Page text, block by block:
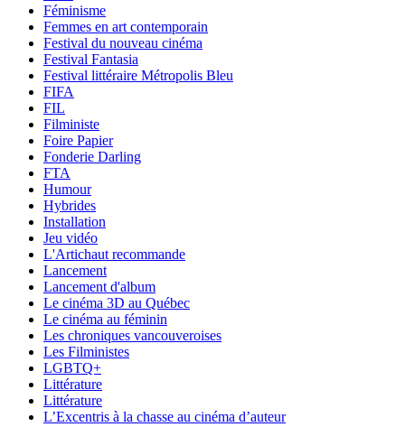
Féminisme
Femmes en art contemporain
Festival du nouveau cinéma
Festival Fantasia
Festival littéraire Métropolis Bleu
FIFA
FIL
Filministe
Foire Papier
Fonderie Darling
FTA
Humour
Hybrides
Installation
Jeu vidéo
L'Artichaut recommande
Lancement
Lancement d'album
Le cinéma 3D au Québec
Le cinéma au féminin
Les chroniques vancouveroises
Les Filministes
LGBTQ+
Littérature
Littérature
L’Excentris à la chasse au cinéma d’auteur